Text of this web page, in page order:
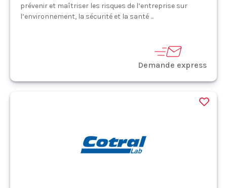
prévenir et maîtriser les risques de l’entreprise sur
l’environnement, la sécurité et la santé ...
Demande express